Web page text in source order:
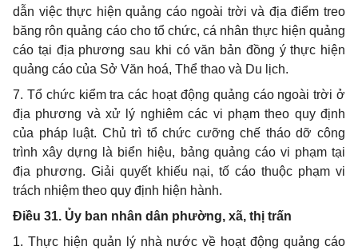
dẫn việc thực hiện quảng cáo ngoài trời và địa điểm treo
băng rôn quảng cáo cho tổ chức, cá nhân thực hiện quảng
cáo tại địa phương sau khi có văn bản đồng ý thực hiện
quảng cáo của Sở Văn hoá, Thể thao và Du lịch.
7. Tổ chức kiểm tra các hoạt động quảng cáo ngoài trời ở
địa phương và xử lý nghiêm các vi phạm theo quy định
của pháp luật. Chủ trì tổ chức cưỡng chế tháo dỡ công
trình xây dựng là biển hiệu, bảng quảng cáo vi phạm tại
địa phương. Giải quyết khiếu nại, tố cáo thuộc phạm vi
trách nhiệm theo quy định hiện hành.
Điều 31. Ủy ban nhân dân phường, xã, thị trấn
1. Thực hiện quản lý nhà nước về hoạt động quảng cáo